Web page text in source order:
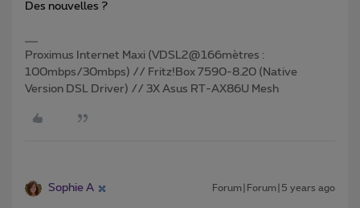
Des nouvelles ?
Proximus Internet Maxi (VDSL2@166mètres :
100mbps/30mbps) // Fritz!Box 7590-8.20 (Native
Version DSL Driver) // 3X Asus RT-AX86U Mesh
Sophie A Forum|Forum|5 years ago